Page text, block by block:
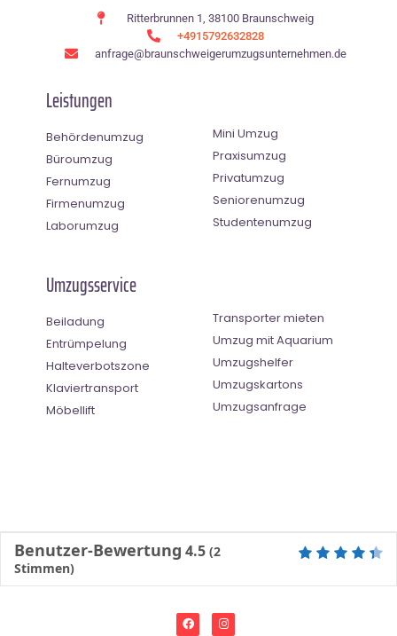
Ritterbrunnen 1, 38100 Braunschweig
+4915792632828
anfrage@braunschweigerumzugsunternehmen.de
Leistungen
Behördenumzug
Büroumzug
Fernumzug
Firmenumzug
Laborumzug
Mini Umzug
Praxisumzug
Privatumzug
Seniorenumzug
Studentenumzug
Umzugsservice
Beiladung
Entrümpelung
Halteverbotszone
Klaviertransport
Möbellift
Transporter mieten
Umzug mit Aquarium
Umzugshelfer
Umzugskartons
Umzugsanfrage
Benutzer-Bewertung 4.5 (2
Stimmen)